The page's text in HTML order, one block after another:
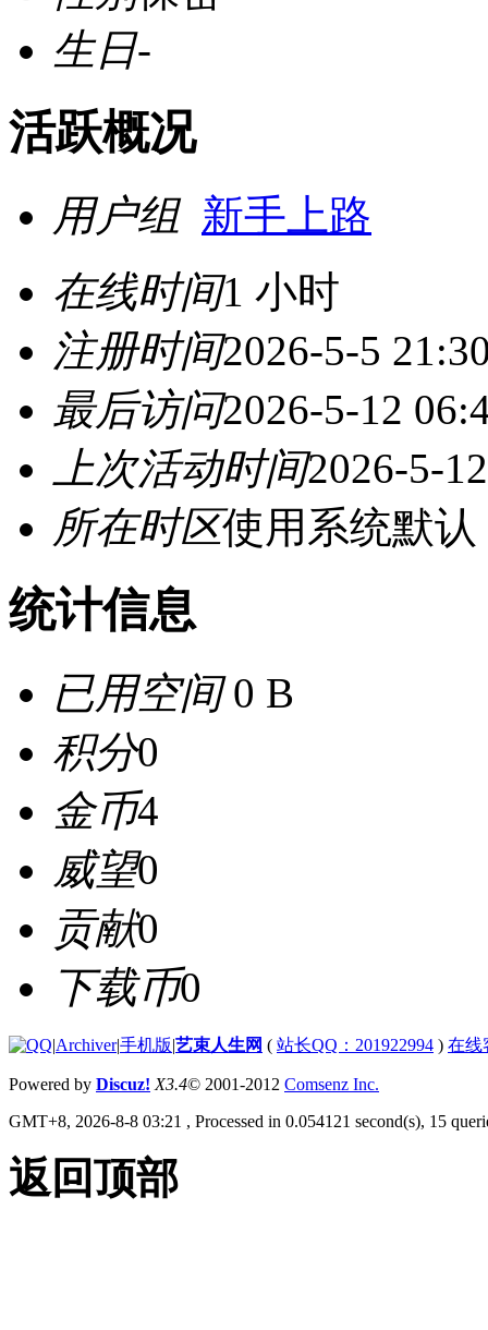
生日-
活跃概况
用户组 新手上路
在线时间1 小时
注册时间2026-5-5
最后访问2026-5-12
上次活动时间2026-5-
所在时区使用系统默认
统计信息
已用空间0 B
积分0
金币4
威望0
贡献0
下载币0
|Archiver|手机版|艺束人生网 ( 站长QQ：201922994 ) 在线
Powered by Discuz! X3.4© 2001-2012 Comsenz Inc.
GMT+8, 2026-8-8 03:21 , Processed in 0.054121 second(s), 15
返回顶部